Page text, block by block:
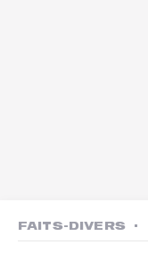
FAITS-DIVERS